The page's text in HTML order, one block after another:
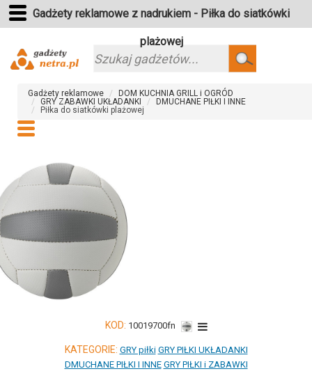
Gadżety reklamowe z nadrukiem - Piłka do siatkówki
plażowej
Szukaj
Gadżety reklamowe
DOM KUCHNIA GRILL i OGRÓD
GRY ZABAWKI UKŁADANKI
DMUCHANE PIŁKI I INNE
Piłka do siatkówki plażowej
KOD: 10019700fn
KATEGORIE: GRY piłki GRY PIŁKI UKŁADANKI
DMUCHANE PIŁKI I INNE GRY PIŁKI i ZABAWKI